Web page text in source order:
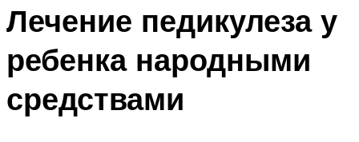
Лечение педикулеза у
ребенка народными
средствами